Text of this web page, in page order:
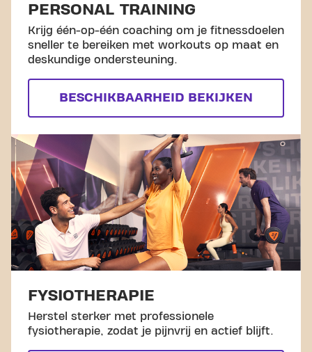
PERSONAL TRAINING
Krijg één-op-één coaching om je fitnessdoelen
sneller te bereiken met workouts op maat en
deskundige ondersteuning.
BESCHIKBAARHEID BEKIJKEN
FYSIOTHERAPIE
Herstel sterker met professionele
fysiotherapie, zodat je pijnvrij en actief blijft.